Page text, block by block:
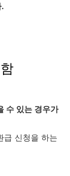
수 있는 경우가
급 신청을 하는